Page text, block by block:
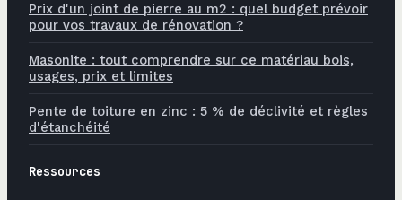
Prix d'un joint de pierre au m2 : quel budget prévoir
pour vos travaux de rénovation ?
Masonite : tout comprendre sur ce matériau bois,
usages, prix et limites
Pente de toiture en zinc : 5 % de déclivité et règles
d'étanchéité
Ressources